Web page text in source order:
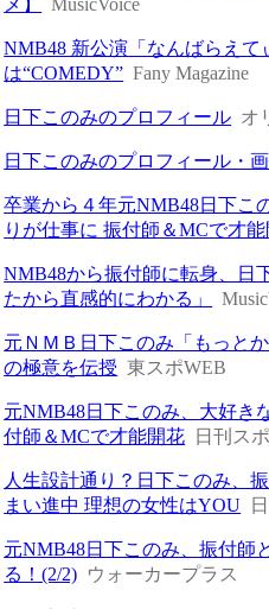
NMB48 新公演「なんばらえて
は“COMEDY” Fany Magazine
日下このみのプロフィール オ
日下このみのプロフィール・
卒業から４年元NMB48日下こ
りが仕事に 振付師＆MCで才
NMB48から振付師に転身、日
たから直感的にわかる」
元ＮＭＢ日下このみ「もっと
の極意を伝授 東スポWEB
元NMB48日下このみ、大好き
付師＆MCで才能開花
日刊ス
人生設計通り？日下このみ、
まい進中 理想の女性はYOU
元NMB48日下このみ、振付師
る！(2/2) ウォーカープラス